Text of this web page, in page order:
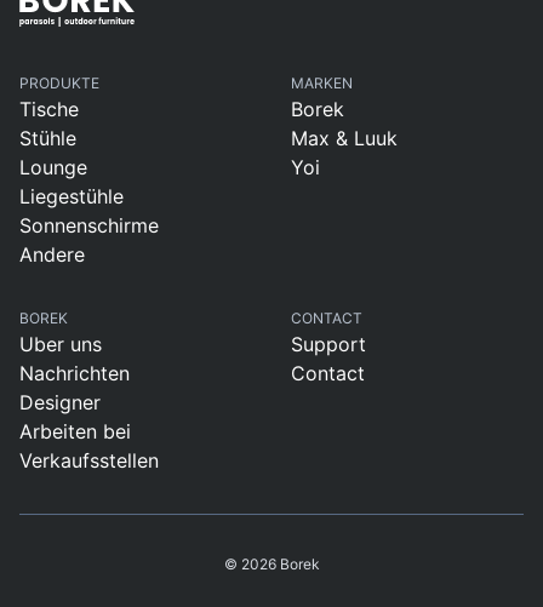
PRODUKTE
Tische
Stühle
Lounge
Liegestühle
Sonnenschirme
Andere
MARKEN
Borek
Max & Luuk
Yoi
BOREK
Uber uns
Nachrichten
Designer
Arbeiten bei
Verkaufsstellen
CONTACT
Support
Contact
© 2026 Borek